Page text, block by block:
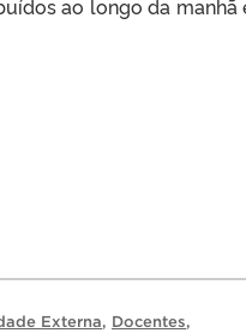
ao longo da manhã
Externa, Docentes,